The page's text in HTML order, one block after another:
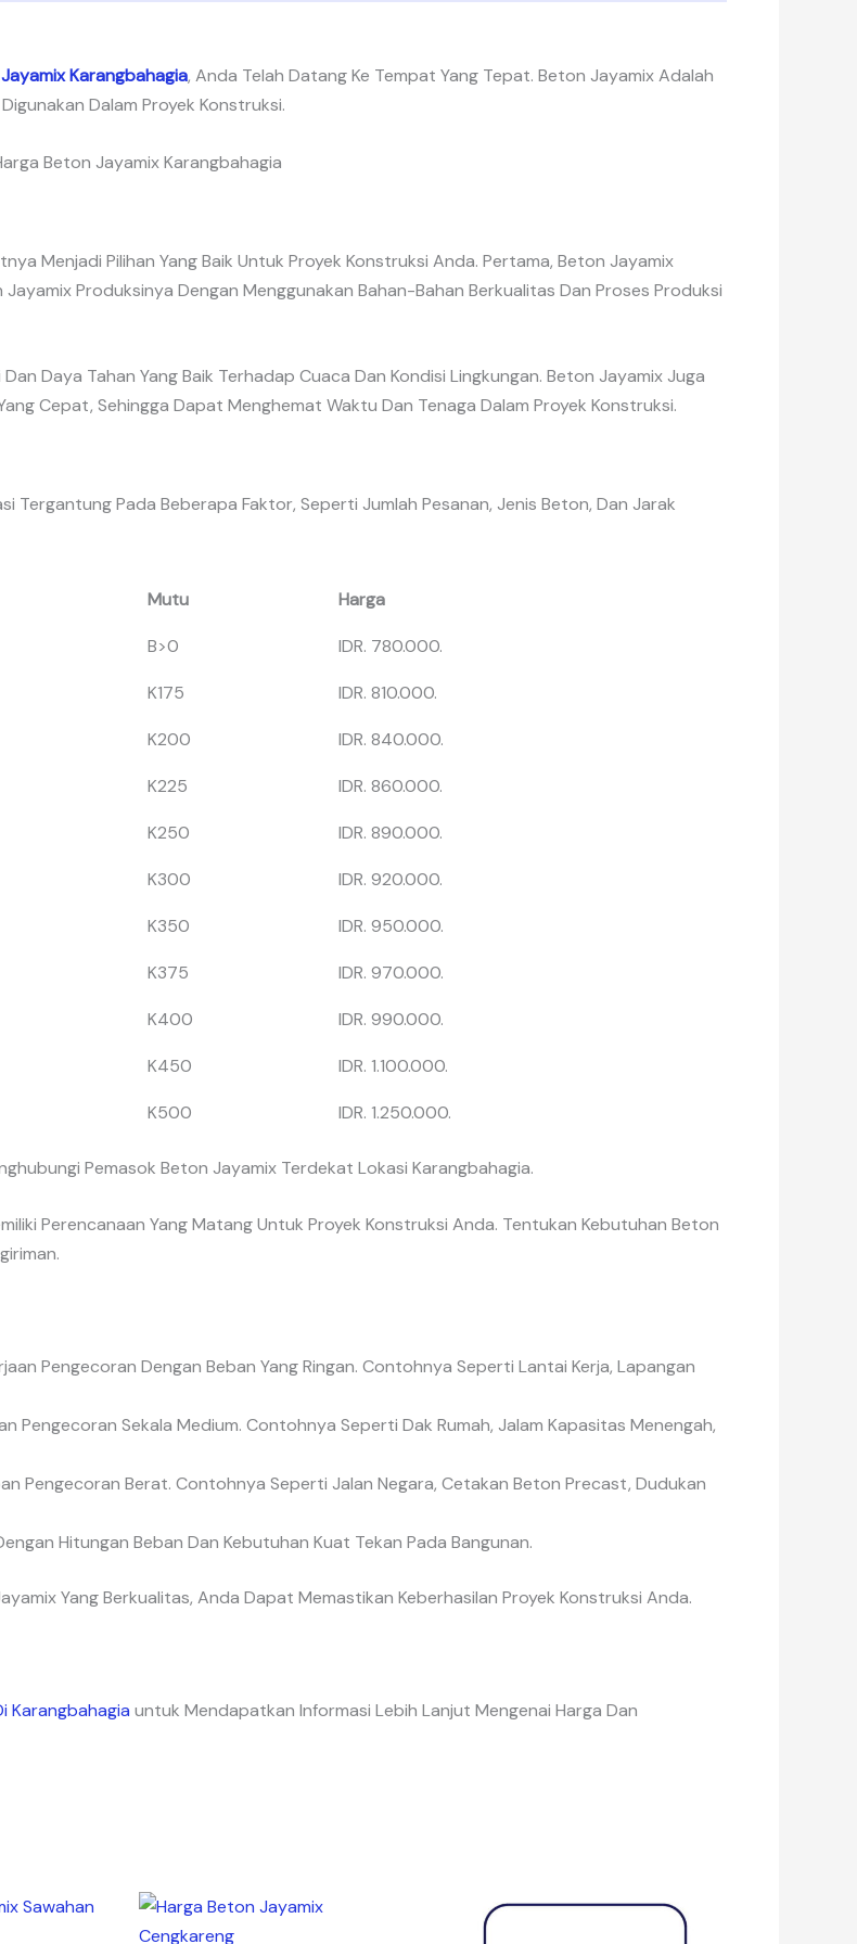
Karangbahagia, Anda Telah Datang Ke Tempat Yang Tepat. Beton Jayamix Adalah
Dalam Proyek Konstruksi.
Menjadi Pilihan Yang Baik Untuk Proyek Konstruksi Anda. Pertama, Beton Jayamix
Jayamix Produksinya Dengan Menggunakan Bahan-Bahan Berkualitas Dan Proses Produksi
Daya Tahan Yang Baik Terhadap Cuaca Dan Kondisi Lingkungan. Beton Jayamix Juga
Cepat, Sehingga Dapat Menghemat Waktu Dan Tenaga Dalam Proyek Konstruksi.
Tergantung Pada Beberapa Faktor, Seperti Jumlah Pesanan, Jenis Beton, Dan Jarak
Mutu Harga
B>0 IDR. 780.000.
K175 IDR. 810.000.
K200 IDR. 840.000.
K225 IDR. 860.000.
K250 IDR. 890.000.
K300 IDR. 920.000.
K350 IDR. 950.000.
K375 IDR. 970.000.
K400 IDR. 990.000.
K450 IDR. 1.100.000.
K500 IDR. 1.250.000.
Pemasok Beton Jayamix Terdekat Lokasi Karangbahagia.
Perencanaan Yang Matang Untuk Proyek Konstruksi Anda. Tentukan Kebutuhan Beton
Pengecoran Dengan Beban Yang Ringan. Contohnya Seperti Lantai Kerja, Lapangan
Pengecoran Sekala Medium. Contohnya Seperti Dak Rumah, Jalam Kapasitas Menengah,
Pengecoran Berat. Contohnya Seperti Jalan Negara, Cetakan Beton Precast, Dudukan
Hitungan Beban Dan Kebutuhan Kuat Tekan Pada Bangunan.
Yang Berkualitas, Anda Dapat Memastikan Keberhasilan Proyek Konstruksi Anda.
Karangbahagia untuk Mendapatkan Informasi Lebih Lanjut Mengenai Harga Dan